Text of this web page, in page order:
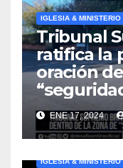
IGLESIA & MINISTERIO
Tribunal
ratifica la
oración
ENE 17, 2024
IGLESIA & MINISTERIO